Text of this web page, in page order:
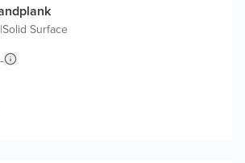
|Solid Surface